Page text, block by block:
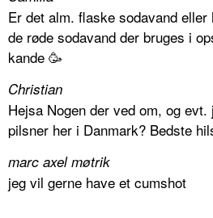
Er det alm. flaske sodavand
de røde sodavand der bruges i
kande 🥳
Christian
Hejsa Nogen der ved om, og
pilsner her i Danmark? Bedste
marc axel møtrik
jeg vil gerne have et cumshot